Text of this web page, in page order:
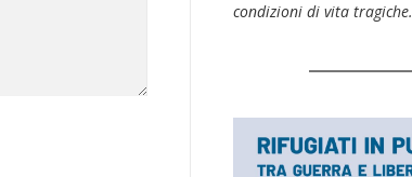
condizioni di vita tragiche.